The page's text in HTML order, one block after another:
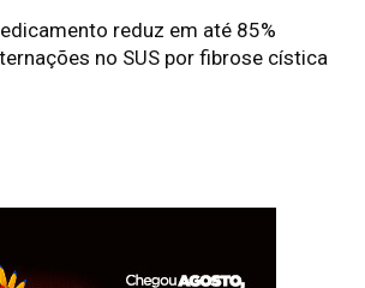
reduz em até 85%
no SUS por fibrose cística